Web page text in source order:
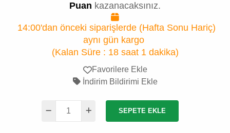
Puan kazanacaksınız.
14:00'dan önceki siparişlerde (Hafta Sonu Hariç)
aynı gün kargo
(Kalan Süre : 18 saat 1 dakika)
Favorilere Ekle
İndirim Bildirimi Ekle
SEPETE EKLE